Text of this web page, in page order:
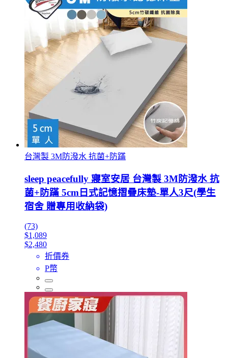
台灣製 3M防潑水 抗菌+防蹣
sleep peacefully 寢室安居 台灣製 3M防潑水 抗
菌+防蹣 5cm日式記憶摺疊床墊-單人3尺(學生
宿舍 贈專用收納袋)
(73)
$1,089
$2,480
折價券
P幣